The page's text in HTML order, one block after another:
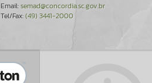
Email:semad@concordia.sc.gov.br
Tel/Fax:(49) 3441-2000